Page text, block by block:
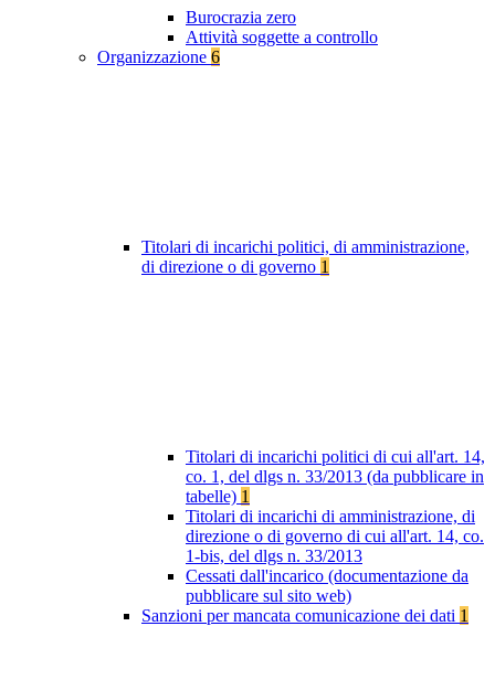
Burocrazia zero
Attività soggette a controllo
Organizzazione 6
Titolari di incarichi politici, di amministrazione,
di direzione o di governo 1
Titolari di incarichi politici di cui all'art. 14,
co. 1, del dlgs n. 33/2013 (da pubblicare in
tabelle) 1
Titolari di incarichi di amministrazione, di
direzione o di governo di cui all'art. 14, co.
1-bis, del dlgs n. 33/2013
Cessati dall'incarico (documentazione da
pubblicare sul sito web)
Sanzioni per mancata comunicazione dei dati 1